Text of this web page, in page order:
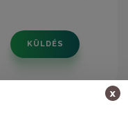
KÜLDÉS
x